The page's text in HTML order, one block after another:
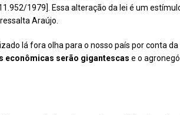
1979]. Essa alteração da lei é um
ressalta Araújo.
lá fora olha para o nosso país por conta
econômicas serão gigantescas e o